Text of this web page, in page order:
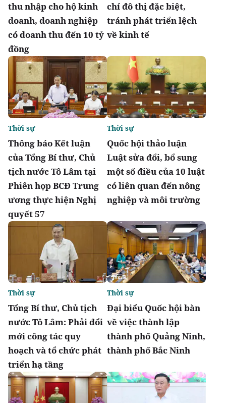
thu nhập cho hộ kinh
doanh, doanh nghiệp
có doanh thu đến 10 tỷ
đồng
chí đô thị đặc biệt,
tránh phát triển lệch
về kinh tế
Thông báo Kết luận
của Tổng Bí thư, Chủ
tịch nước Tô Lâm tại
Phiên họp BCĐ Trung
ương thực hiện Nghị
quyết 57
Thời sự
Quốc hội thảo luận
Luật sửa đổi, bổ sung
một số điều của 10 luật
có liên quan đến nông
nghiệp và môi trường
Thời sự
Tổng Bí thư, Chủ tịch
nước Tô Lâm: Phải đổi
mới công tác quy
hoạch và tổ chức phát
triển hạ tầng
Thời sự
Đại biểu Quốc hội bàn
về việc thành lập
thành phố Quảng Ninh,
thành phố Bắc Ninh
Thời sự